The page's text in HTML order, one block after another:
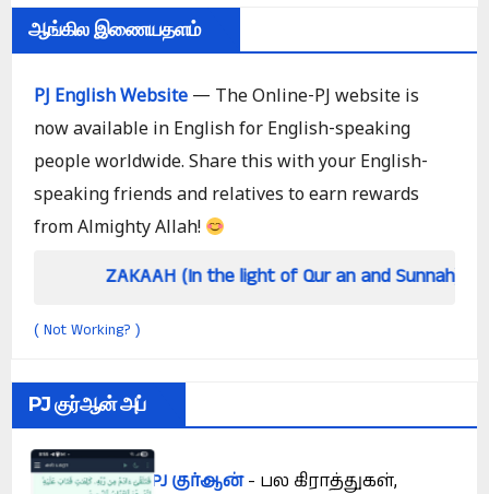
ஆங்கில இணையதளம்
PJ English Website — The Online-PJ website is
now available in English for English-speaking
people worldwide. Share this with your English-
speaking friends and relatives to earn rewards
from Almighty Allah!
(In the light of Qur an and Sunnah)
( Not Working? )
PJ குர்ஆன் அப்
PJ குர்ஆன்- பல கிராத்துகள்,